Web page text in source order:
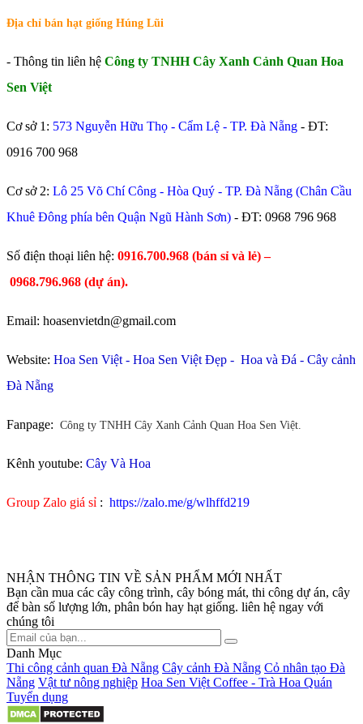
Địa chỉ bán hạt giống Húng Lũi
- Thông tin liên hệ Công ty TNHH Cây Xanh Cảnh Quan Hoa
Sen Việt
Cơ sở 1: 573 Nguyễn Hữu Thọ - Cẩm Lệ - TP. Đà Nẵng - ĐT:
0916 700 968
Cơ sở 2: Lô 25 Võ Chí Công - Hòa Quý - TP. Đà Nẵng (Chân Cầu
Khuê Đông phía bên Quận Ngũ Hành Sơn) - ĐT: 0968 796 968
​Số điện thoại liên hệ: 0916.700.968 (bán sỉ và lẻ) –
0968.796.968 (dự án).
Email: hoasenvietdn@gmail.com
Website: Hoa Sen Việt - Hoa Sen Việt Đẹp - Hoa và Đá - Cây cảnh
Đà Nẵng
Fanpage: Công ty TNHH Cây Xanh Cảnh Quan Hoa Sen Việt.
Kênh youtube: Cây Và Hoa
Group Zalo giá sỉ : https://zalo.me/g/wlhffd219
NHẬN THÔNG TIN VỀ SẢN PHẨM MỚI NHẤT
Bạn cần mua các cây công trình, cây bóng mát, thi công dự án, cây
để bàn số lượng lớn, phân bón hay hạt giống. liên hệ ngay với
chúng tôi
Danh Mục
Thi công cảnh quan Đà Nẵng Cây cảnh Đà Nẵng Cỏ nhân tạo Đà
Nẵng Vật tư nông nghiệp Hoa Sen Việt Coffee - Trà Hoa Quán
Tuyển dụng